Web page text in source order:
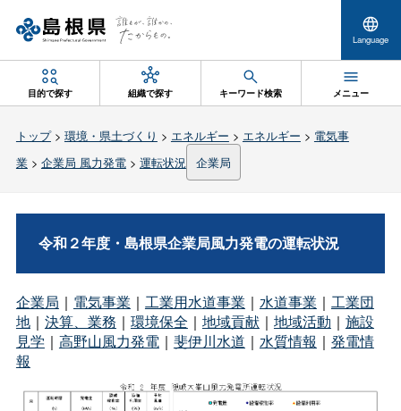
Language
目的で探す 組織で探す キーワード検索 メニュー
トップ> 環境・県土づくり > エネルギー > エネルギー > 電気事
業> 企業局 風力発電> 運転状況 企業局
令和２年度・島根県企業局風力発電の運転状況
企業局 ｜ 電気事業 ｜ 工業用水道事業 ｜ 水道事業 ｜ 工業団
地｜ 決算、業務 ｜ 環境保全 ｜ 地域貢献｜ 地域活動 ｜ 施設
見学 ｜ 高野山風力発電 ｜ 斐伊川水道 ｜ 水質情報 ｜ 発電情
報